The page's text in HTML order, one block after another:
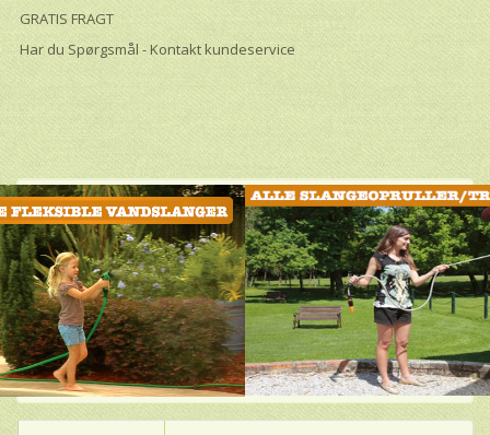
GRATIS FRAGT
Har du Spørgsmål - Kontakt kundeservice